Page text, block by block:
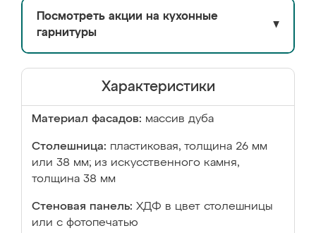
Посмотреть акции на кухонные
гарнитуры
▼
Характеристики
Материал фасадов: массив дуба
Столешница: пластиковая, толщина 26 мм
или 38 мм; из искусственного камня,
толщина 38 мм
Стеновая панель: ХДФ в цвет столешницы
или с фотопечатью